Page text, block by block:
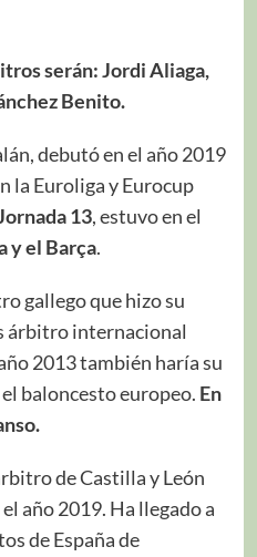
serán: Jordi Aliaga,
Benito.
debutó en el año 2019
la Euroliga y Eurocup
13, estuvo en el
y el Barça.
gallego que hizo su
árbitro internacional
2013 también haría su
baloncesto europeo. En
de Castilla y León
año 2019. Ha llegado a
de España de